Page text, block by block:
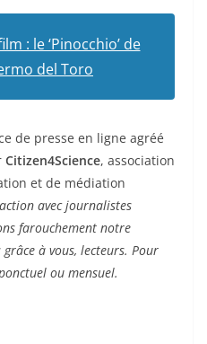
: le ‘Pinocchio’ de
del Toro
de presse en ligne agréé
Citizen4Science, association
et de médiation
avec journalistes
farouchement notre
à vous, lecteurs. Pour
ou mensuel.